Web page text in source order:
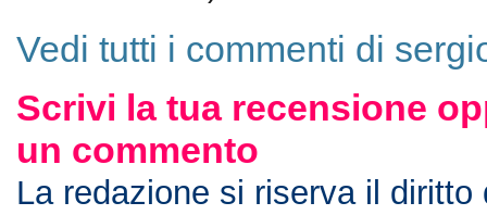
Vedi tutti i commenti di
Scrivi la tua recensione
un commento
La redazione si riserva il diritto